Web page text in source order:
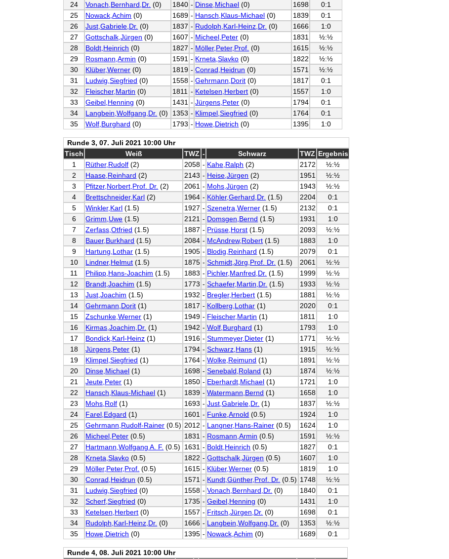
24
Vonach,Bernhard,Dr. (0) 1840 - Dinse,Michael (0) 1698
0:1
25
Nowack,Achim (0) 1689 - Hansch,Klaus-Michael (0) 1839
0:1
26
Just,Gabriele,Dr. (0) 1837 - Rudolph,Karl-Heinz,Dr. (0) 1666
1:0
27
Gottschalk,Jürgen (0) 1607 - Micheel,Peter (0) 1831
½:½
28
Boldt,Heinrich (0) 1827 - Möller,Peter,Prof. (0) 1615
½:½
29
Rosmann,Armin (0) 1591 - Krneta,Slavko (0) 1822
½:½
30
Klüber,Werner (0) 1819 - Conrad,Heidrun (0) 1571
½:½
31
Ludwig,Siegfried (0) 1558 - Gehrmann,Dorit (0) 1817
0:1
32
Fleischer,Martin (0) 1811 - Ketelsen,Herbert (0) 1557
1:0
33
Geibel,Henning (0) 1431 - Jürgens,Peter (0) 1794
0:1
34
Langbein,Wolfgang,Dr. (0) 1353 - Klimpel,Siegfried (0) 1764
0:1
35
Wolf,Burghard (0) 1793 - Howe,Dietrich (0) 1395 1:0
Runde 3, 07. Juli 2021 10:00 Uhr
Tisch
Weiß TWZ - Schwarz TWZ Ergebnis
1
Rüther,Rudolf (2) 2058 - Kahe,Ralph (2) 2172
½:½
2
Haase,Reinhard (2) 2143 - Heise,Jürgen (2) 1951
½:½
3
Pfitzer,Norbert,Prof. Dr. (2) 2061 - Mohs,Jürgen (2) 1943
½:½
4
Brettschneider,Karl (2) 1964 - Köhler,Gerhard,Dr. (1.5) 2204
0:1
5
Winkler,Karl (1.5) 1927 - Szenetra,Werner (1.5) 2132
0:1
6
Grimm,Uwe (1.5) 2121 - Domsgen,Bernd (1.5) 1931
1:0
7
Zerfass,Otfried (1.5) 1887 - Prüsse,Horst (1.5) 2093
½:½
8
Bauer,Burkhard (1.5) 2084 - McAndrew,Robert (1.5) 1883
1:0
9
Hartung,Lothar (1.5) 1905 - Blodig,Reinhard (1.5) 2079
0:1
10
Lindner,Helmut (1.5) 1875 - Schmidt,Jörg,Prof. Dr. (1.5) 2061
½:½
11
Philipp,Hans-Joachim (1.5) 1883 - Pichler,Manfred,Dr. (1.5) 1999
½:½
12
Brandt,Joachim (1.5) 1773 - Schaefer,Martin,Dr. (1.5) 1933
½:½
13
Just,Joachim (1.5) 1932 - Bregler,Herbert (1.5) 1881
½:½
14
Gehrmann,Dorit (1) 1817 - Kollberg,Lothar (1) 2020
0:1
15
Zschunke,Werner (1) 1949 - Fleischer,Martin (1) 1811
1:0
16
Kirmas,Joachim,Dr. (1) 1942 - Wolf,Burghard (1) 1793
1:0
17
Bondick,Karl-Heinz (1) 1916 - Stummeyer,Dieter (1) 1771
½:½
18
Jürgens,Peter (1) 1794 - Schwarz,Hans (1) 1915
½:½
19
Klimpel,Siegfried (1) 1764 - Wolke,Reimund (1) 1891
½:½
20
Dinse,Michael (1) 1698 - Senebald,Roland (1) 1874
½:½
21
Jeute,Peter (1) 1850 - Eberhardt,Michael (1) 1721
1:0
22
Hansch,Klaus-Michael (1) 1839 - Watermann,Bernd (1) 1658
1:0
23
Mohs,Rolf (1) 1693 - Just,Gabriele,Dr. (1) 1837
½:½
24
Farel,Edgard (1) 1601 - Funke,Arnold (0.5) 1924
1:0
25
Gehrmann,Rudolf-Rainer (0.5) 2012 - Langner,Hans-Rainer (0.5) 1624
1:0
26
Micheel,Peter (0.5) 1831 - Rosmann,Armin (0.5) 1591
½:½
27
Hartmann,Wolfgang A. F. (0.5) 1631 - Boldt,Heinrich (0.5) 1827
0:1
28
Krneta,Slavko (0.5) 1822 - Gottschalk,Jürgen (0.5) 1607
1:0
29
Möller,Peter,Prof. (0.5) 1615 - Klüber,Werner (0.5) 1819
1:0
30
Conrad,Heidrun (0.5) 1571 - Kundt,Günther,Prof. Dr. (0.5) 1748
½:½
31
Ludwig,Siegfried (0) 1558 - Vonach,Bernhard,Dr. (0) 1840
0:1
32
Scherf,Siegfried (0) 1735 - Geibel,Henning (0) 1431
1:0
33
Ketelsen,Herbert (0) 1557 - Fritsch,Jürgen,Dr. (0) 1698
0:1
34
Rudolph,Karl-Heinz,Dr. (0) 1666 - Langbein,Wolfgang,Dr. (0) 1353
½:½
35
Howe,Dietrich (0) 1395 - Nowack,Achim (0) 1689 0:1
Runde 4, 08. Juli 2021 10:00 Uhr